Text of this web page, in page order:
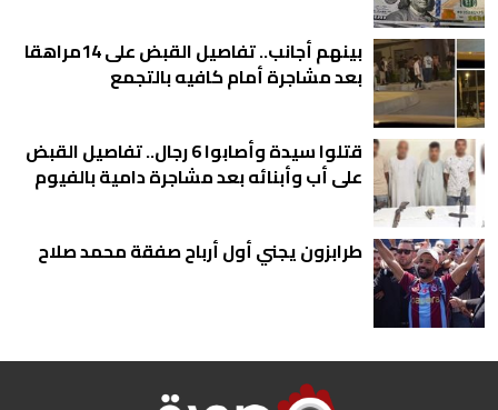
بينهم أجانب.. تفاصيل القبض على 14مراهقا
بعد مشاجرة أمام كافيه بالتجمع
قتلوا سيدة وأصابوا 6 رجال.. تفاصيل القبض
على أب وأبنائه بعد مشاجرة دامية بالفيوم
طرابزون يجني أول أرباح صفقة محمد صلاح